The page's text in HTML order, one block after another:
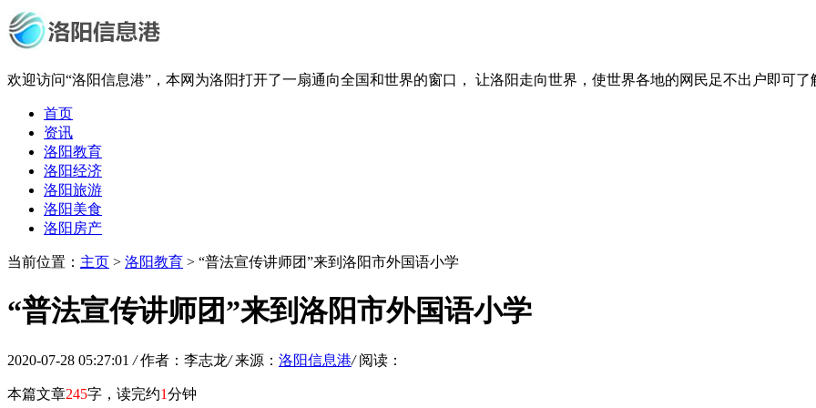
欢迎访问“洛阳信息港”，本网为洛阳打开了一扇通向全国和世界的窗口， 让洛阳走向世界，使世界各地的网民足不出户即可了
首页
资讯
洛阳教育
洛阳经济
洛阳旅游
洛阳美食
洛阳房产
当前位置： 主页 > 洛阳教育 > “普法宣传讲师团”来到洛阳市外国语小学
“普法宣传讲师团”来到洛阳市外国语小学
2020-07-28 05:27:01 / 作者：李志龙/ 来源： 洛阳信息港/ 阅读：
本篇文章245字，读完约1分钟